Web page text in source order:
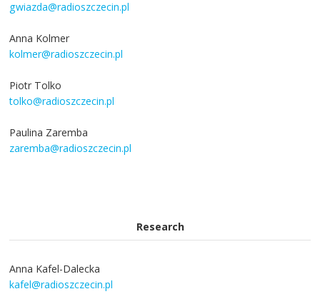
gwiazda@radioszczecin.pl
Anna Kolmer
kolmer@radioszczecin.pl
Piotr Tolko
tolko@radioszczecin.pl
Paulina Zaremba
zaremba@radioszczecin.pl
Research
Anna Kafel-Dalecka
kafel@radioszczecin.pl